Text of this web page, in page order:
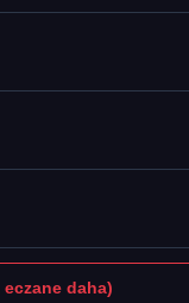
daha)